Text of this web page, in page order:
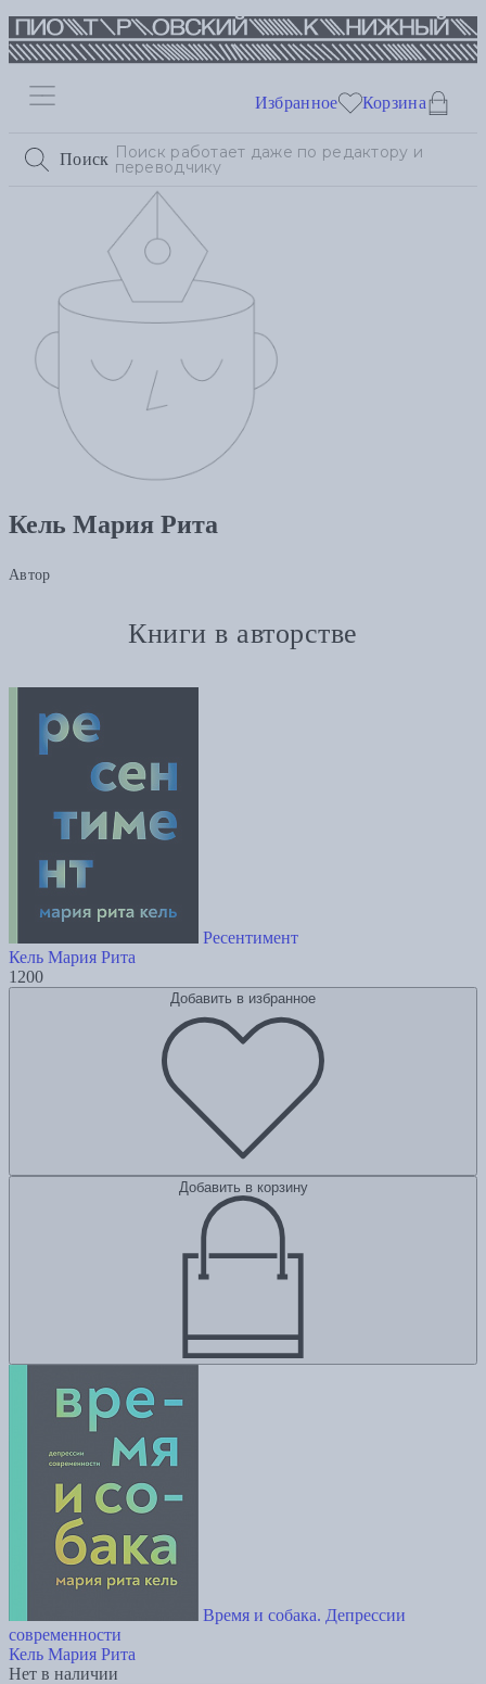
Поиск
Избранное Корзина
Кель Мария Рита
Автор
Книги в авторстве
Ресентимент
Кель Мария Рита
1200
Добавить в избранное
Добавить в корзину
Время и собака. Депрессии
современности
Кель Мария Рита
Нет в наличии